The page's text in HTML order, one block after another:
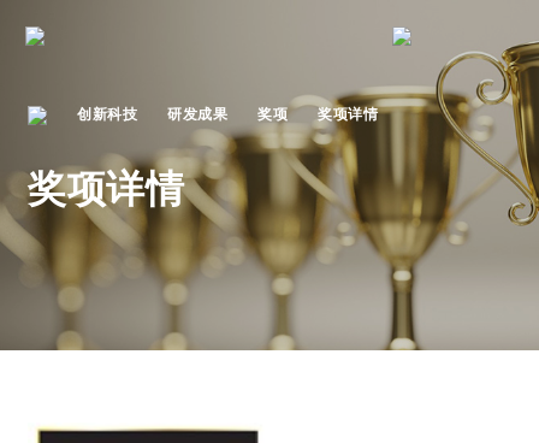
创新科技 研发成果 奖项 奖项详情
奖项详情